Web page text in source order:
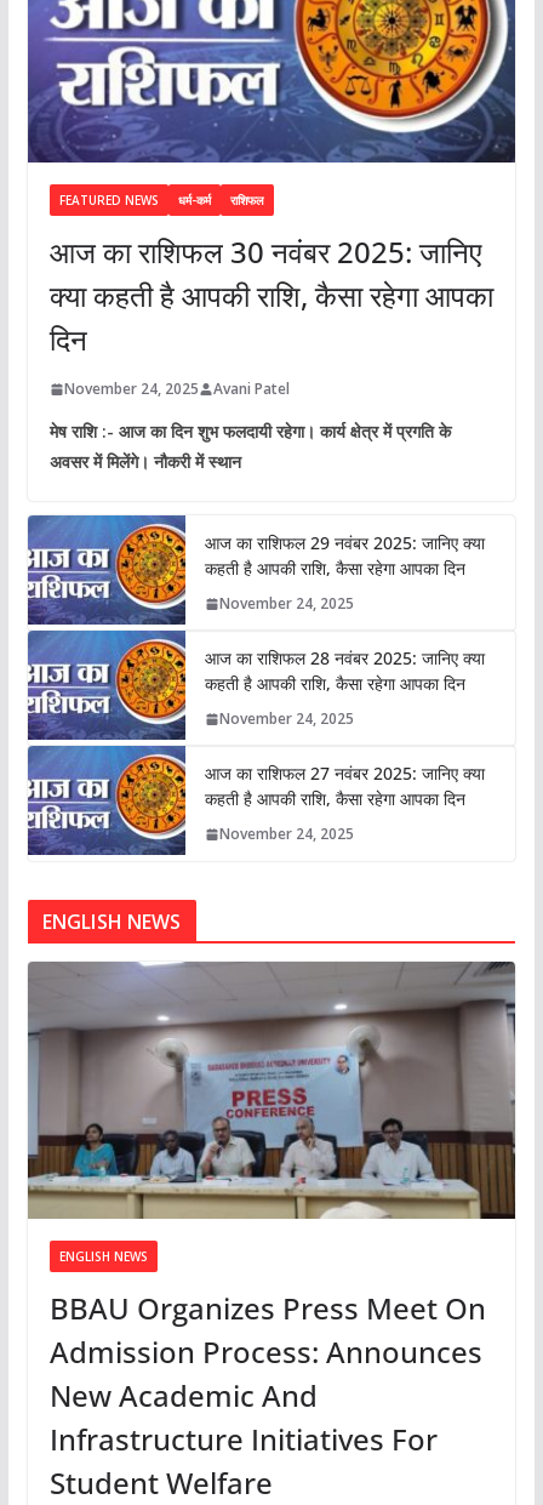
FEATURED NEWS धर्म-कर्म राशिफल
आज का राशिफल 30 नवंबर 2025: जानिए
क्या कहती है आपकी राशि, कैसा रहेगा आपका
दिन
November 24, 2025 Avani Patel
मेष राशि :- आज का दिन शुभ फलदायी रहेगा। कार्य क्षेत्र में प्रगति के
अवसर में मिलेंगे। नौकरी में स्थान
आज का राशिफल 29 नवंबर 2025: जानिए क्या
कहती है आपकी राशि, कैसा रहेगा आपका दिन
November 24, 2025
आज का राशिफल 28 नवंबर 2025: जानिए क्या
कहती है आपकी राशि, कैसा रहेगा आपका दिन
November 24, 2025
आज का राशिफल 27 नवंबर 2025: जानिए क्या
कहती है आपकी राशि, कैसा रहेगा आपका दिन
November 24, 2025
ENGLISH NEWS
ENGLISH NEWS
BBAU Organizes Press Meet On
Admission Process: Announces
New Academic And
Infrastructure Initiatives For
Student Welfare